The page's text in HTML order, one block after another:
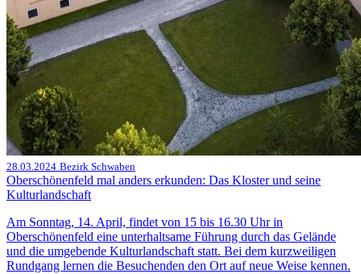
28.03.2024 Bezirk Schwaben
Oberschönenfeld mal anders erkunden: Das Kloster und seine
Kulturlandschaft
Am Sonntag, 14. April, findet von 15 bis 16.30 Uhr in
Oberschönenfeld eine unterhaltsame Führung durch das Gelände
und die umgebende Kulturlandschaft statt. Bei dem kurzweiligen
Rundgang lernen die Besuchenden den Ort auf neue Weise kennen.